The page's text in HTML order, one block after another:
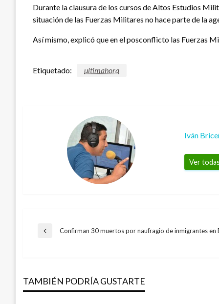
Durante la clausura de los cursos de Altos Estudios
situación de las Fuerzas Militares no hace parte de la
Así mismo, explicó que en el posconflicto las Fuerzas
Etiquetado: ultimahora
Iván
Ver
Navegación
entradas
Entrada
Confirman 30 muertos por naufragio de inmigrantes en
TAMBIÉN PODRÍA GUSTARTE